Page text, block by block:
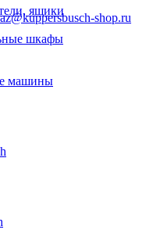
ящики
шкафы
машины
shop.ru